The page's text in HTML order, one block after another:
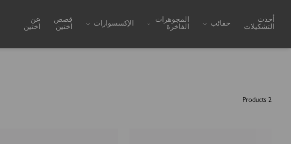
أحدث
التشكيلات
حقائب
المجوهرات
الفاخرة
الإكسسوارات
قصص
أختين
عن
أُختين
2 Products